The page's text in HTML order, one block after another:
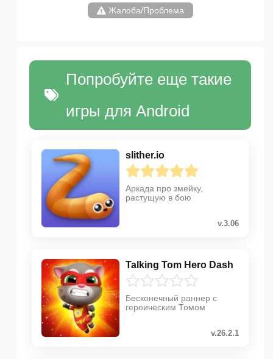
Жалоба/Проблема
Попробуйте еще такие
игры для Android
slither.io
Аркада про змейку,
растущую в бою
v.3.06
Talking Tom Hero Dash
Бесконечный раннер с
героическим Томом
v.26.2.1